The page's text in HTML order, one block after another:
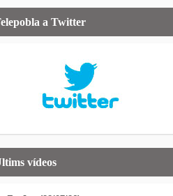
a Twitter
vídeos